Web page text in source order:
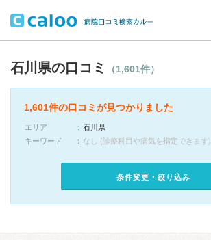
石川県の口コミ （1,601件）
1,601件の口コミが見つかりました
エリア
石川県
キーワード
なし (診療科目や病気を指定できます)
条件変更・絞り込み